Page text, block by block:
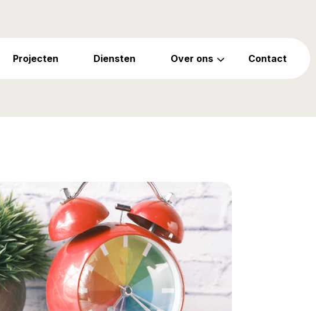
Projecten Diensten Over ons Contact